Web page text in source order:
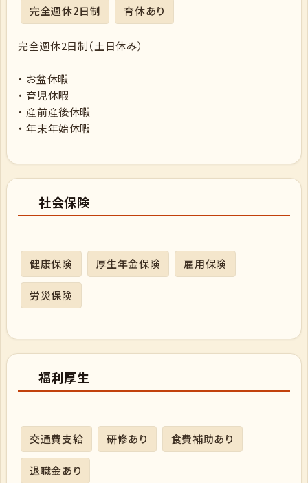
完全週休2日制 育休あり
完全週休2日制（土日休み）
・ お盆休暇
・ 育児休暇
・ 産前産後休暇
・ 年末年始休暇
社会保険
健康保険 厚生年金保険 雇用保険
労災保険
福利厚生
交通費支給 研修あり 食費補助あり
退職金あり